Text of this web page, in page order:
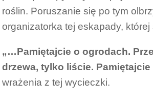
roślin. Poruszanie się po tym
organizatorka tej eskapady,
„…Pamiętajcie o ogrodach.
drzewa, tylko liście.
wrażenia z tej wycieczki.